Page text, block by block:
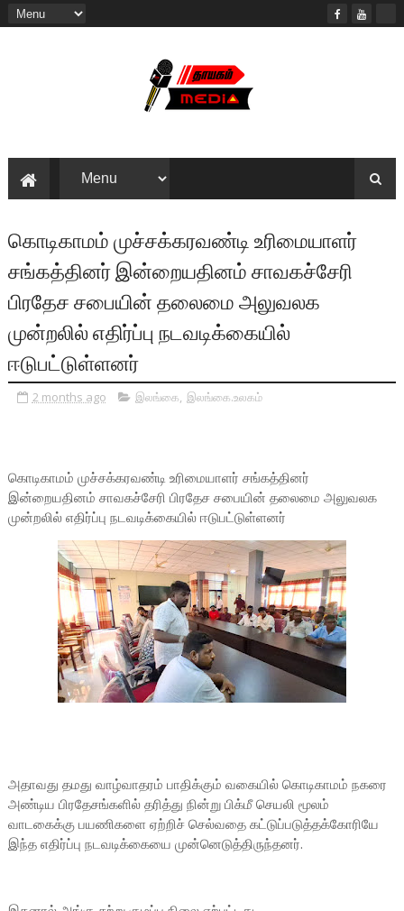
கொடிகாமம் முச்சக்கரவண்டி உரிமையாளர்
சங்கத்தினர் இன்றையதினம் சாவகச்சேரி
பிரதேச சபையின் தலைமை அலுவலக
முன்றலில் எதிர்ப்பு நடவடிக்கையில்
ஈடுபட்டுள்ளனர்
2 months ago இலங்கை, இலங்கை.உலகம்
கொடிகாமம் முச்சக்கரவண்டி உரிமையாளர் சங்கத்தினர்
இன்றையதினம் சாவகச்சேரி பிரதேச சபையின் தலைமை அலுவலக
முன்றலில் எதிர்ப்பு நடவடிக்கையில் ஈடுபட்டுள்ளனர்
அதாவது தமது வாழ்வாதரம் பாதிக்கும் வகையில் கொடிகாமம் நகரை
அண்டிய பிரதேசங்களில் தரித்து நின்று பிக்மீ செயலி மூலம்
வாடகைக்கு பயணிகளை ஏற்றிச் செல்வதை கட்டுப்படுத்தக்கோரியே
இந்த எதிர்ப்பு நடவடிக்கையை முன்னெடுத்திருந்தனர்.